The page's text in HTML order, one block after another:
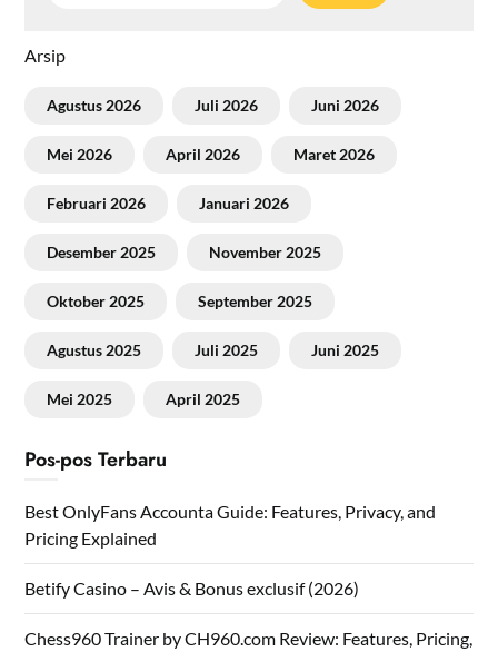
Arsip
Agustus 2026 Juli 2026 Juni 2026
Mei 2026 April 2026 Maret 2026
Februari 2026 Januari 2026
Desember 2025 November 2025
Oktober 2025 September 2025
Agustus 2025 Juli 2025 Juni 2025
Mei 2025 April 2025
Pos-pos Terbaru
Best OnlyFans Accounta Guide: Features, Privacy, and
Pricing Explained
Betify Casino – Avis & Bonus exclusif (2026)
Chess960 Trainer by CH960.com Review: Features, Pricing,